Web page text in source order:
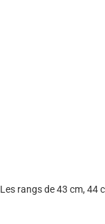
Les rangs de 43 cm, 44